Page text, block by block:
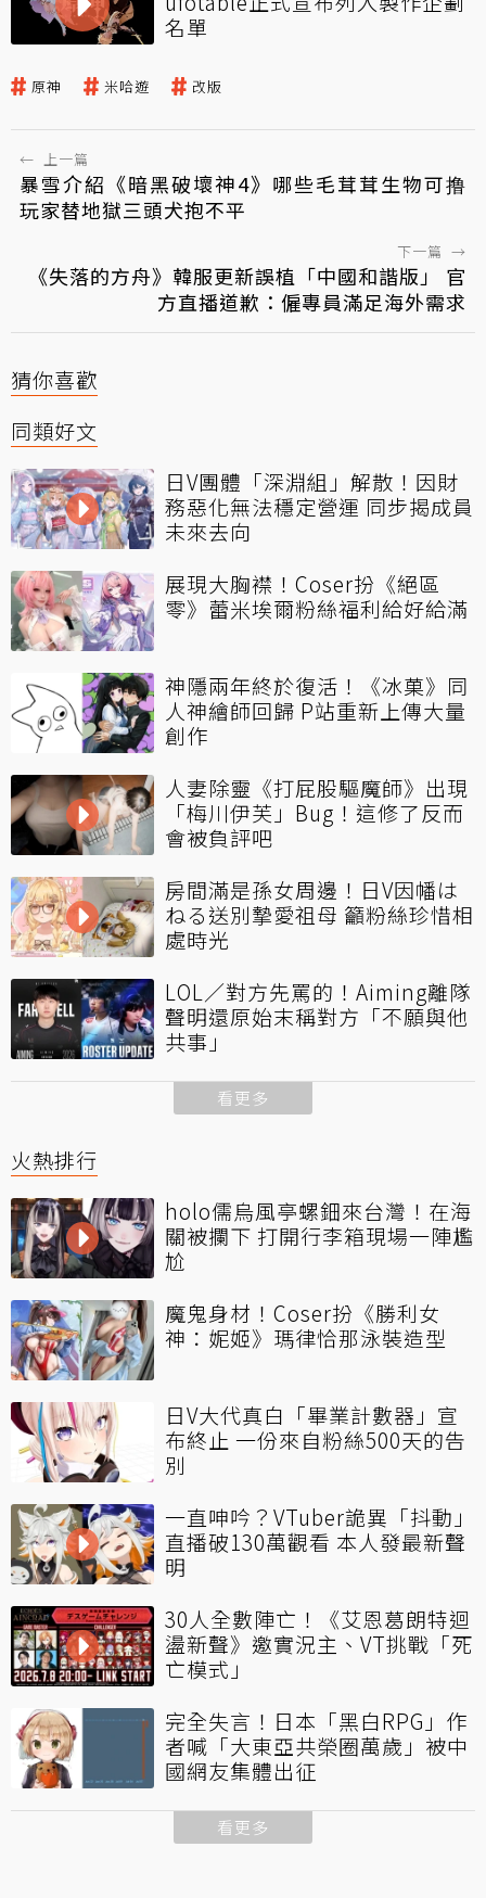
名單
原神 米哈遊 改版
← 上一篇
暴雪介紹《暗黑破壞神4》哪些毛茸茸生物可撸
玩家替地獄三頭犬抱不平
下一篇 →
《失落的方舟》韓服更新誤植「中國和諧版」 官
方直播道歉：僱專員滿足海外需求
猜你喜歡
同類好文
日V團體「深淵組」解散！因財
務惡化無法穩定營運 同步揭成員
未來去向
展現大胸襟！Coser扮《絕區
零》蕾米埃爾粉絲福利給好給滿
神隱兩年終於復活！《冰菓》同
人神繪師回歸 P站重新上傳大量
創作
人妻除靈《打屁股驅魔師》出現
「梅川伊芙」Bug！這修了反而
會被負評吧
房間滿是孫女周邊！日V因幡は
ねる送別摯愛祖母 籲粉絲珍惜相
處時光
LOL／對方先罵的！Aiming離隊
聲明還原始末稱對方「不願與他
共事」
看更多
火熱排行
holo儒烏風亭螺鈿來台灣！在海
關被攔下 打開行李箱現場一陣尷
尬
魔鬼身材！Coser扮《勝利女
神：妮姬》瑪律恰那泳裝造型
日V大代真白「畢業計數器」宣
布終止 一份來自粉絲500天的告
別
一直呻吟？VTuber詭異「抖動」
直播破130萬觀看 本人發最新聲
明
30人全數陣亡！《艾恩葛朗特迴
盪新聲》邀實況主、VT挑戰「死
亡模式」
完全失言！日本「黑白RPG」作
者喊「大東亞共榮圈萬歲」被中
國網友集體出征
看更多